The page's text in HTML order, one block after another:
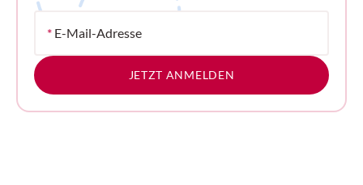
* E-Mail-Adresse
JETZT ANMELDEN